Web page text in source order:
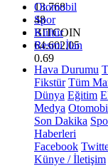
13.768
48
BITCOIN
64.602,05
0.69
Otomobil
Spor
Kültür
Resmi İlan
Hava Durumu
Fikstür Tüm
Dünya Eğitim
Medya
Son Dakika
Haberleri
Facebook
Künye / İletişim